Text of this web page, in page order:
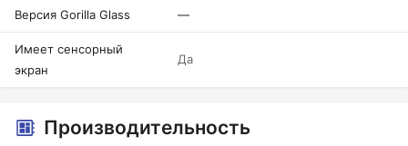
Версия Gorilla Glass —
Имеет сенсорный
экран
Да
Производительность